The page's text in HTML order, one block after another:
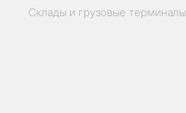
Склады и грузовые терминалы